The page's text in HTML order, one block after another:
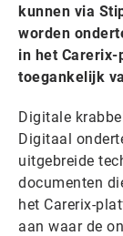
kunnen via
worden
in het
toegankelijk
Digitale
Digitaal
uitgebreide
documenten
het Carerix-
aan waar de